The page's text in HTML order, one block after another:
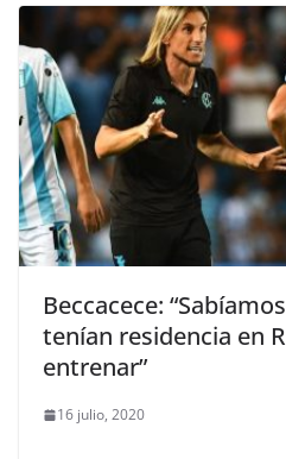
Beccacece:
tenían residencia en
entrenar”
16 julio, 2020